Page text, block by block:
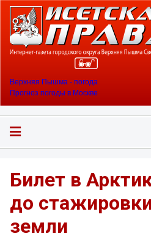
Верхняя Пышма - погода
Прогноз погоды в Москве
Билет в
до
земли